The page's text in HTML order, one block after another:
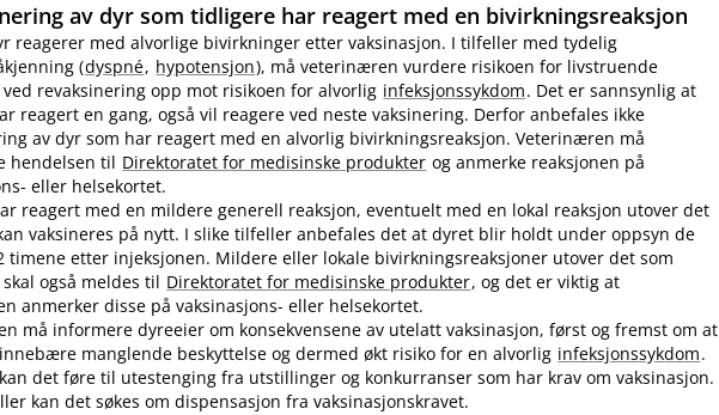
av dyr som tidligere har reagert med en bivirkningsreaksjon
reagerer med alvorlige bivirkninger etter vaksinasjon. I tilfeller med tydelig
(dyspné, hypotensjon), må veterinæren vurdere risikoen for livstruende
revaksinering opp mot risikoen for alvorlig infeksjonssykdom. Det er sannsynlig at
reagert en gang, også vil reagere ved neste vaksinering. Derfor anbefales ikke
av dyr som har reagert med en alvorlig bivirkningsreaksjon. Veterinæren må
hendelsen til Direktoratet for medisinske produkter og anmerke reaksjonen på
eller helsekortet.
reagert med en mildere generell reaksjon, eventuelt med en lokal reaksjon utover det
vaksineres på nytt. I slike tilfeller anbefales det at dyret blir holdt under oppsyn de
timene etter injeksjonen. Mildere eller lokale bivirkningsreaksjoner utover det som
også meldes til Direktoratet for medisinske produkter, og det er viktig at
anmerker disse på vaksinasjons- eller helsekortet.
må informere dyreeier om konsekvensene av utelatt vaksinasjon, først og fremst om at
manglende beskyttelse og dermed økt risiko for en alvorlig infeksjonssykdom.
det føre til utestenging fra utstillinger og konkurranser som har krav om vaksinasjon.
kan det søkes om dispensasjon fra vaksinasjonskravet.